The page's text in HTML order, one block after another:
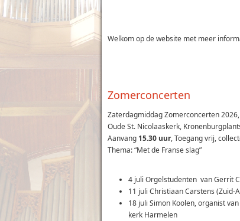
Welkom op de website met meer
Zomerconcerten
Zaterdagmiddag Zomerconcerten 2026,
Oude St. Nicolaaskerk,
Aanvang 15.30 uur, Toegang vrij,
Thema: “Met de Franse slag”
4 juli Orgelstudenten van Gerrit
11 juli Christiaan Carstens (Zuid-
18 juli Simon Koolen, organist
kerk Harmelen